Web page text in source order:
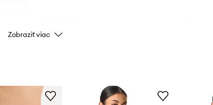
Zobraziť viac